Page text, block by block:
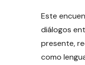
Este
diálogos
presente,
como